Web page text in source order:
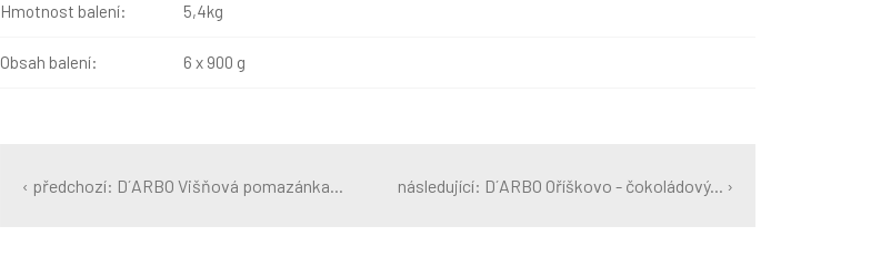
Hmotnost balení: 5,4kg
Obsah balení: 6 x 900 g
‹ předchozí: D´ARBO Višňová pomazánka... následující: D´ARBO Oříškovo - čokoládový... ›